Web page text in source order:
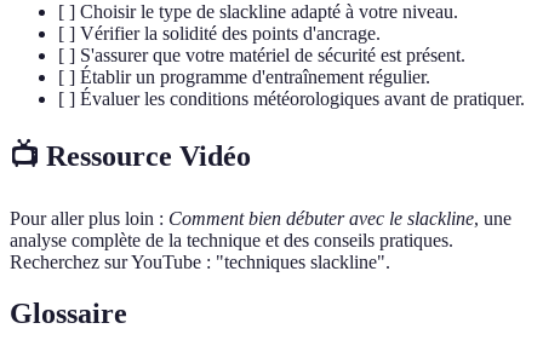
[ ] Choisir le type de slackline adapté à votre niveau.
[ ] Vérifier la solidité des points d'ancrage.
[ ] S'assurer que votre matériel de sécurité est présent.
[ ] Établir un programme d'entraînement régulier.
[ ] Évaluer les conditions météorologiques avant de pratiquer.
📺 Ressource Vidéo
Pour aller plus loin : Comment bien débuter avec le slackline, une
analyse complète de la technique et des conseils pratiques.
Recherchez sur YouTube : "techniques slackline".
Glossaire